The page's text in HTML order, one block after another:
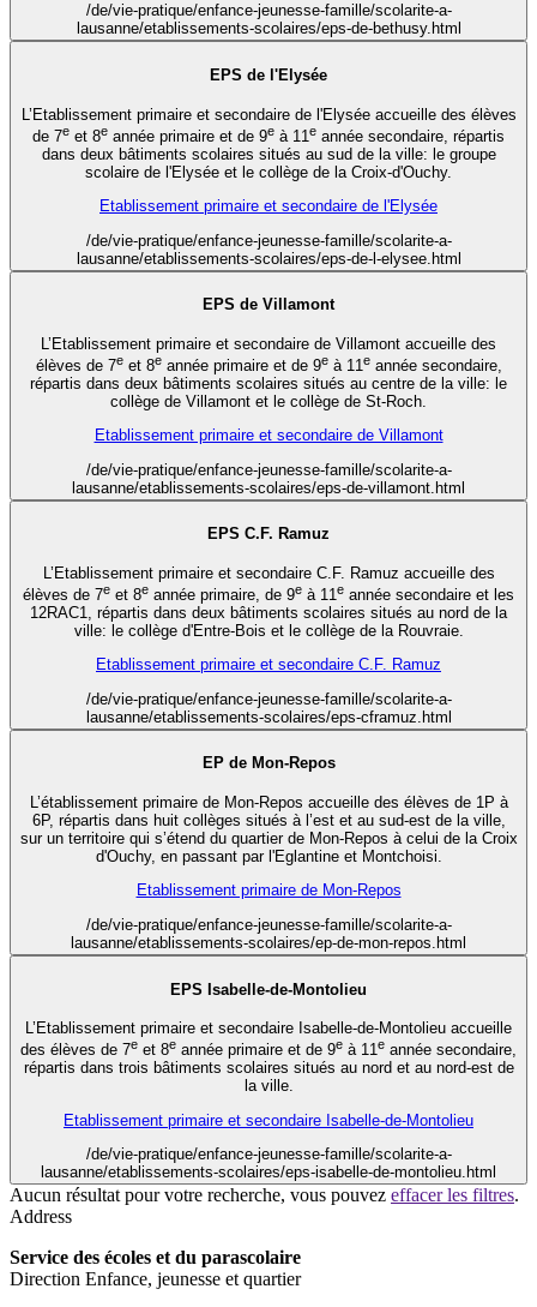
/de/vie-pratique/enfance-jeunesse-famille/scolarite-a-
lausanne/etablissements-scolaires/eps-de-bethusy.html
EPS de l'Elysée
L’Etablissement primaire et secondaire de l'Elysée accueille des élèves
de 7e et 8e année primaire et de 9e à 11 e année secondaire, répartis
dans deux bâtiments scolaires situés au sud de la ville: le groupe
scolaire de l'Elysée et le collège de la Croix-d'Ouchy.
Etablissement primaire et secondaire de l'Elysée
/de/vie-pratique/enfance-jeunesse-famille/scolarite-a-
lausanne/etablissements-scolaires/eps-de-l-elysee.html
EPS de Villamont
L’Etablissement primaire et secondaire de Villamont accueille des
élèves de 7eet 8eannée primaire et de 9eà 11 eannée secondaire,
répartis dans deux bâtiments scolaires situés au centre de la ville: le
collège de Villamont et le collège de St-Roch.
Etablissement primaire et secondaire de Villamont
/de/vie-pratique/enfance-jeunesse-famille/scolarite-a-
lausanne/etablissements-scolaires/eps-de-villamont.html
EPS C.F. Ramuz
L’Etablissement primaire et secondaire C.F. Ramuz accueille des
élèves de 7e et 8e année primaire, de 9e à 11e année secondaire et les
12RAC1, répartis dans deux bâtiments scolaires situés au nord de la
ville: le collège d'Entre-Bois et le collège de la Rouvraie.
Etablissement primaire et secondaire C.F. Ramuz
/de/vie-pratique/enfance-jeunesse-famille/scolarite-a-
lausanne/etablissements-scolaires/eps-cframuz.html
EP de Mon-Repos
L’établissement primaire de Mon-Repos accueille des élèves de 1P à
6P, répartis dans huit collèges situés à l’est et au sud-est de la ville,
sur un territoire qui s’étend du quartier de Mon-Repos à celui de la Croix
d'Ouchy, en passant par l'Eglantine et Montchoisi.
Etablissement primaire de Mon-Repos
/de/vie-pratique/enfance-jeunesse-famille/scolarite-a-
lausanne/etablissements-scolaires/ep-de-mon-repos.html
EPS Isabelle-de-Montolieu
L’Etablissement primaire et secondaire Isabelle-de-Montolieu accueille
des élèves de 7e et 8e année primaire et de 9e à 11e année secondaire,
répartis dans trois bâtiments scolaires situés au nord et au nord-est de
la ville.
Etablissement primaire et secondaire Isabelle-de-Montolieu
/de/vie-pratique/enfance-jeunesse-famille/scolarite-a-
lausanne/etablissements-scolaires/eps-isabelle-de-montolieu.html
Aucun résultat pour votre recherche, vous pouvez effacer les filtres.
Address
Service des écoles et du parascolaire
Direction Enfance, jeunesse et quartier